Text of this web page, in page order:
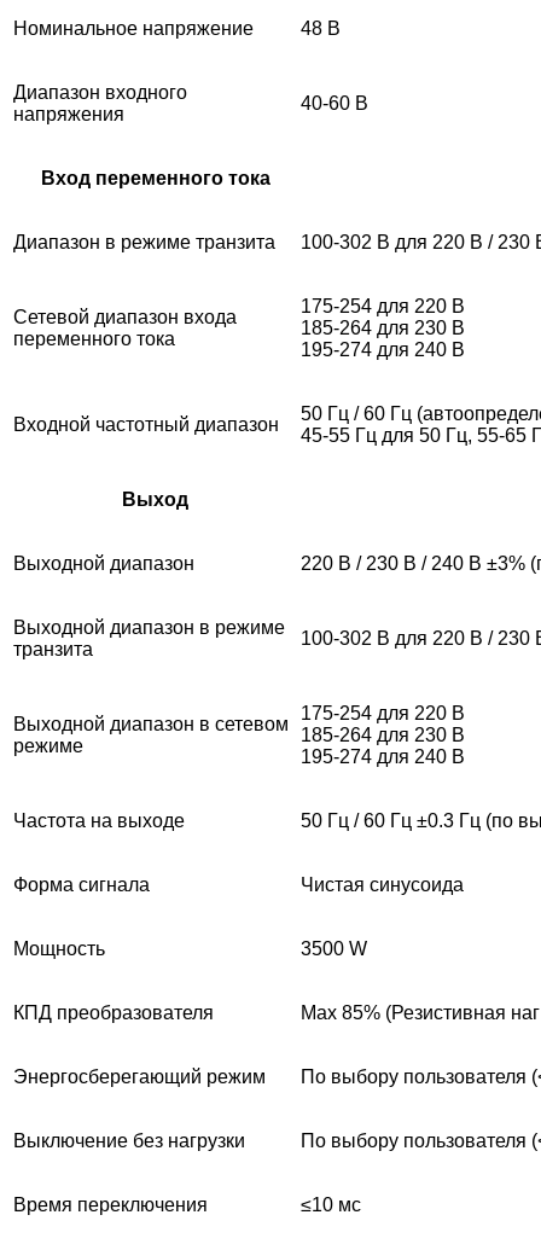
Номинальное напряжение 48 В
Диапазон входного
напряжения
40-60 В
Вход переменного тока
Диапазон в режиме транзита 100-302 В для 220 В / 230
Сетевой диапазон входа
переменного тока
175-254 для 220 В
185-264 для 230 В
195-274 для 240 В
Входной частотный диапазон
50 Гц / 60 Гц
45-55 Гц для 50 Гц, 55-65
Выход
Выходной диапазон 220 В / 230 В / 240 В ±3%
Выходной диапазон в режиме
транзита
100-302 В для 220 В / 230
Выходной диапазон в сетевом
режиме
175-254 для 220 В
185-264 для 230 В
195-274 для 240 В
Частота на выходе 50 Гц / 60 Гц ±0.3 Гц (по
Форма сигнала Чистая синусоида
Мощность 3500 W
КПД преобразователя Max 85% (Резистивная
Энергосберегающий режим По выбору пользователя
Выключение без нагрузки По выбору пользователя
Время переключения ≤10 мс